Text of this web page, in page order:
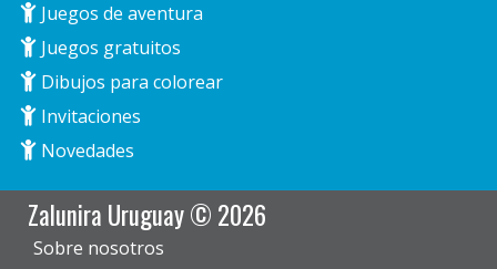
Juegos de aventura
Juegos gratuitos
Dibujos para colorear
Invitaciones
Novedades
Zalunira Uruguay © 2026
Sobre nosotros